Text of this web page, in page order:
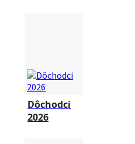
Dôchodci
2026